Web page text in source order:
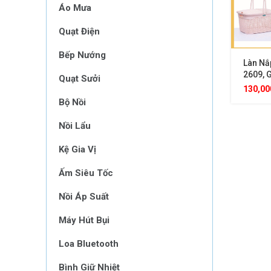
Áo Mưa
Quạt Điện
Bếp Nướng
Quạt Sưởi
Bộ Nồi
Nồi Lẩu
Kệ Gia Vị
Ấm Siêu Tốc
Nồi Áp Suất
Máy Hút Bụi
Loa Bluetooth
Bình Giữ Nhiệt
Làn
2609,
Năng